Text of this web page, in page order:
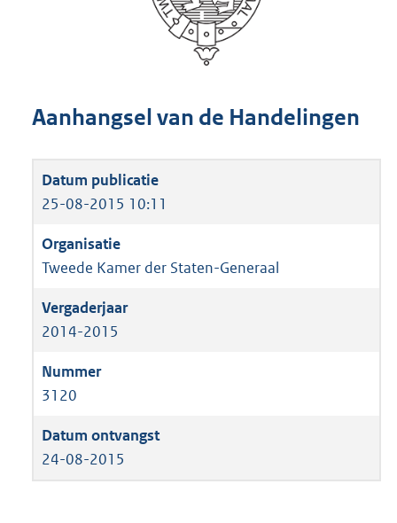
Aanhangsel van de Handelingen
25-08-2015 10:11
Tweede Kamer der Staten-Generaal
2014-2015
3120
24-08-2015